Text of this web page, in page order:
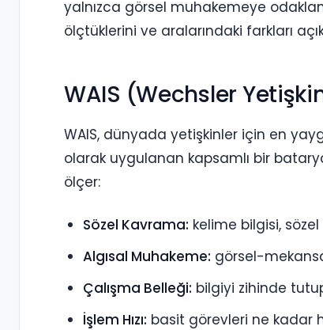
yalnızca görsel muhakemeye
ölçtüklerini ve aralarındaki farkları
WAIS (Wechsler
WAIS, dünyada yetişkinler için en
olarak uygulanan kapsamlı bir
ölçer:
Sözel Kavrama: kelime bilgisi,
Algısal Muhakeme: görsel-
Çalışma Belleği: bilgiyi zihinde
İşlem Hızı: basit görevleri ne kadar